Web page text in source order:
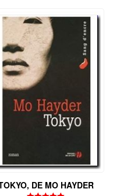
DE MO HAYDER